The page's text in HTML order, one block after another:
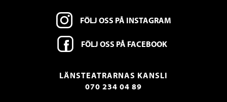
FÖLJ OSS PÅ INSTAGRAM
FÖLJ OSS PÅ FACEBOOK
LÄNSTEATRARNAS KANSLI
070 234 04 89